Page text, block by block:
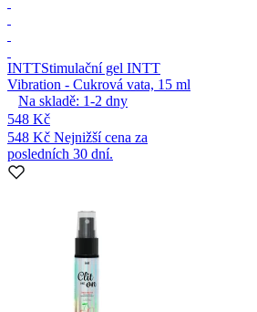
INTTStimulační gel INTT
Vibration - Cukrová vata, 15 ml
Na skladě: 1-2 dny
548 Kč
548 Kč Nejnižší cena za
posledních 30 dní.